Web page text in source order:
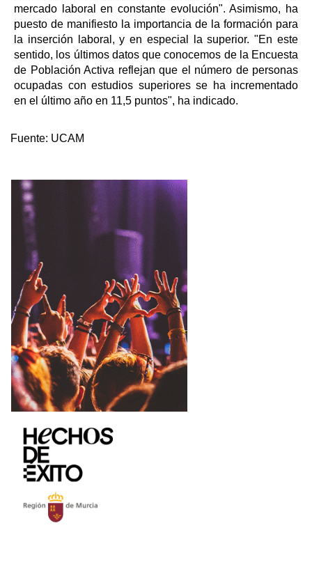
mercado laboral en constante evolución". Asimismo, ha
puesto de manifiesto la importancia de la formación para
la inserción laboral, y en especial la superior. "En este
sentido, los últimos datos que conocemos de la Encuesta
de Población Activa reflejan que el número de personas
ocupadas con estudios superiores se ha incrementado
en el último año en 11,5 puntos", ha indicado.
Fuente: UCAM